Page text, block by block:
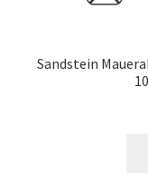
Sandstein